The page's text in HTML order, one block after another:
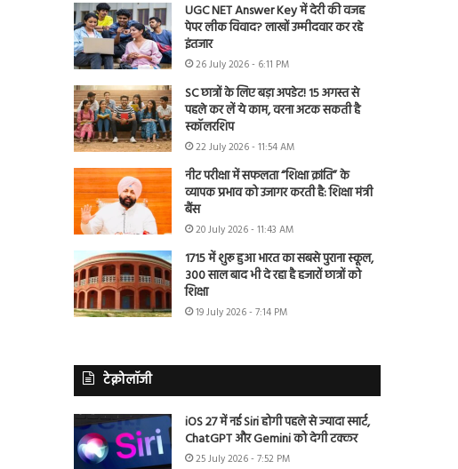
UGC NET Answer Key में देरी की वजह
पेपर लीक विवाद? लाखों उम्मीदवार कर रहे
इंतजार
26 July 2026 - 6:11 PM
SC छात्रों के लिए बड़ा अपडेट! 15 अगस्त से
पहले कर लें ये काम, वरना अटक सकती है
स्कॉलरशिप
22 July 2026 - 11:54 AM
नीट परीक्षा में सफलता “शिक्षा क्रांति” के
व्यापक प्रभाव को उजागर करती है: शिक्षा मंत्री
बैंस
20 July 2026 - 11:43 AM
1715 में शुरू हुआ भारत का सबसे पुराना स्कूल,
300 साल बाद भी दे रहा है हजारों छात्रों को
शिक्षा
19 July 2026 - 7:14 PM
टेक्नोलॉजी
iOS 27 में नई Siri होगी पहले से ज्यादा स्मार्ट,
ChatGPT और Gemini को देगी टक्कर
25 July 2026 - 7:52 PM